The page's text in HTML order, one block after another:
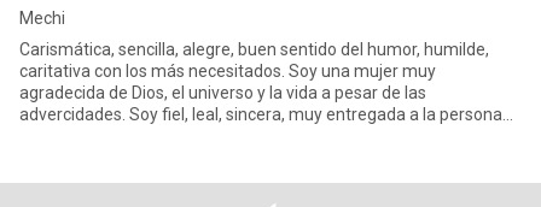
Mechi
Carismática, sencilla, alegre, buen sentido del humor, humilde,
caritativa con los más necesitados. Soy una mujer muy
agradecida de Dios, el universo y la vida a pesar de las
advercidades. Soy fiel, leal, sincera, muy entregada a la persona